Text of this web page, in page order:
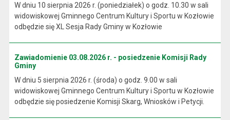
W dniu 10 sierpnia 2026 r. (poniedziałek) o godz. 10.30 w sali
widowiskowej Gminnego Centrum Kultury i Sportu w Kozłowie
odbędzie się XL Sesja Rady Gminy w Kozłowie
Zawiadomienie 03.08.2026 r. - posiedzenie Komisji Rady
Gminy
W dniu 5 sierpnia 2026 r. (środa) o godz. 9.00 w sali
widowiskowej Gminnego Centrum Kultury i Sportu w Kozłowie
odbędzie się posiedzenie Komisji Skarg, Wniosków i Petycji.